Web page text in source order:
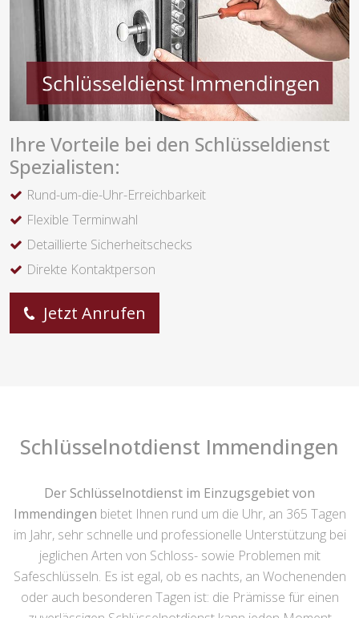
Ihre Vorteile bei den Schlüsseldienst
Spezialisten:
Rund-um-die-Uhr-Erreichbarkeit
Flexible Terminwahl
Detaillierte Sicherheitschecks
Direkte Kontaktperson
Jetzt Anrufen
Schlüsselnotdienst Immendingen
Der Schlüsselnotdienst im Einzugsgebiet von
Immendingen bietet Ihnen rund um die Uhr, an 365 Tagen
im Jahr, sehr schnelle und professionelle Unterstützung bei
jeglichen Arten von Schloss- sowie Problemen mit
Safeschlüsseln. Es ist egal, ob es nachts, an Wochenenden
oder auch besonderen Tagen ist: die Prämisse für einen